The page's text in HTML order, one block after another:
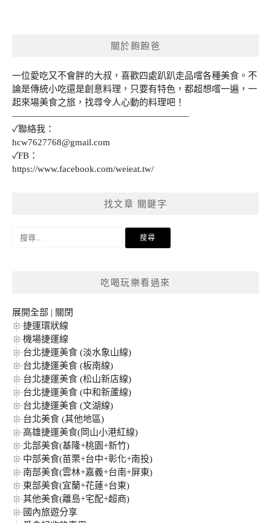
關於飽飽爸
一位愛吃又不會胖的大叔，喜歡四處趴趴走品嚐各種美食。不
論是傳統小吃還是創意料理，只要有特色，都超想嚐一遍，一
起來場美食之旅，找尋令人心動的料理吧！
———————————————————–
✓聯絡我：
hcw7627768@gmail.com
✓FB：
https://www.facebook.com/weieat.tw/
找文章 關鍵字
搜
吃喝玩樂看過來
展開全部 | 關閉
捷運環狀線
機場捷運線
台北捷運美食 (淡水象山線)
台北捷運美食 (板南線)
台北捷運美食 (松山新店線)
台北捷運美食 (中和新蘆線)
台北捷運美食 (文湖線)
台北美食 (其他地區)
高雄捷運美食(岡山小港紅線)
北部美食(基隆+桃園+新竹)
中部美食(苗栗+台中+彰化+南投)
南部美食(雲林+嘉義+台南+屏東)
東部美食(宜蘭+花蓮+台東)
其他美食(離島+宅配+超商)
國內旅遊分享